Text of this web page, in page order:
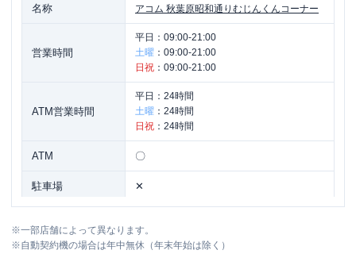
名称 アコム 秋葉原昭和通りむじんくんコーナー
営業時間
平日： 09:00-21:00
土曜 ： 09:00-21:00
日祝 ： 09:00-21:00
ATM営業時間
平日： 24時間
土曜 ： 24時間
日祝 ： 24時間
ATM 〇
駐車場 ✕
住所
５ Ｋ．Ｔビル３Ｆ
※一部店舗によって異なります。
※自動契約機の場合は年中無休（年末年始は除く）